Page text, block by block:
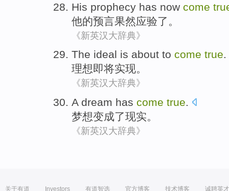
His prophecy has now come
他的预言果然应验了。
《新英汉大辞典》
The ideal is about to come true.
理想即将实现。
《新英汉大辞典》
A dream has come true.
梦想变成了现实。
《新英汉大辞典》
关于有道 Investors 有道智选 官方博客 技术博客 诚聘英才